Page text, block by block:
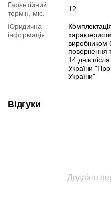
Гарантійний
термін, міс.
12
Юридична
інформація
виробником
повернення
14 днів
України "Про
України"
Відгуки
Додайте